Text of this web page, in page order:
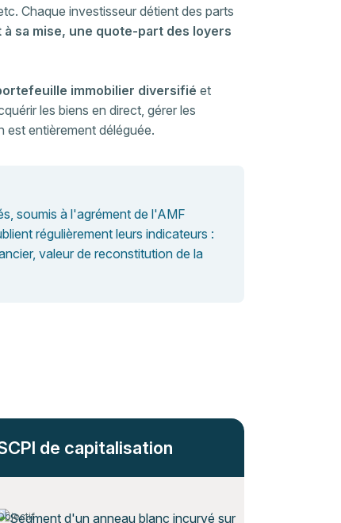
Chaque investisseur détient des parts
sa mise, une quote-part des loyers
immobilier diversifié et
les biens en direct, gérer les
est entièrement déléguée.
soumis à l'agrément de l'AMF
régulièrement leurs indicateurs :
valeur de reconstitution de la
de capitalisation